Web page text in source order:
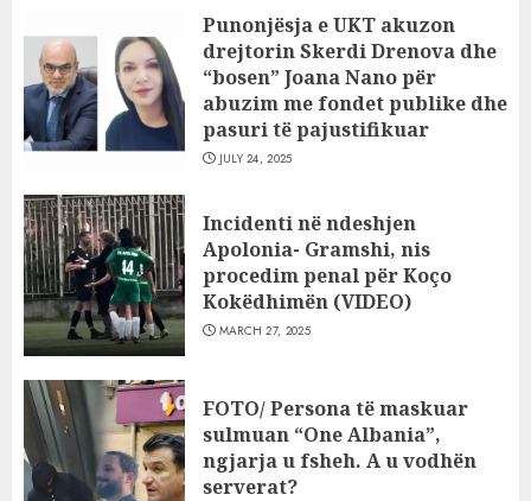
Punonjësja e UKT akuzon
drejtorin Skerdi Drenova dhe
“bosen” Joana Nano për
abuzim me fondet publike dhe
pasuri të pajustifikuar
JULY 24, 2025
Incidenti në ndeshjen
Apolonia- Gramshi, nis
procedim penal për Koço
Kokëdhimën (VIDEO)
MARCH 27, 2025
FOTO/ Persona të maskuar
sulmuan “One Albania”,
ngjarja u fsheh. A u vodhën
serverat?